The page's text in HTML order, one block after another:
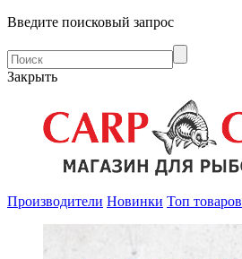
Введите поисковый запрос
Закрыть
Производители Новинки Топ товаров